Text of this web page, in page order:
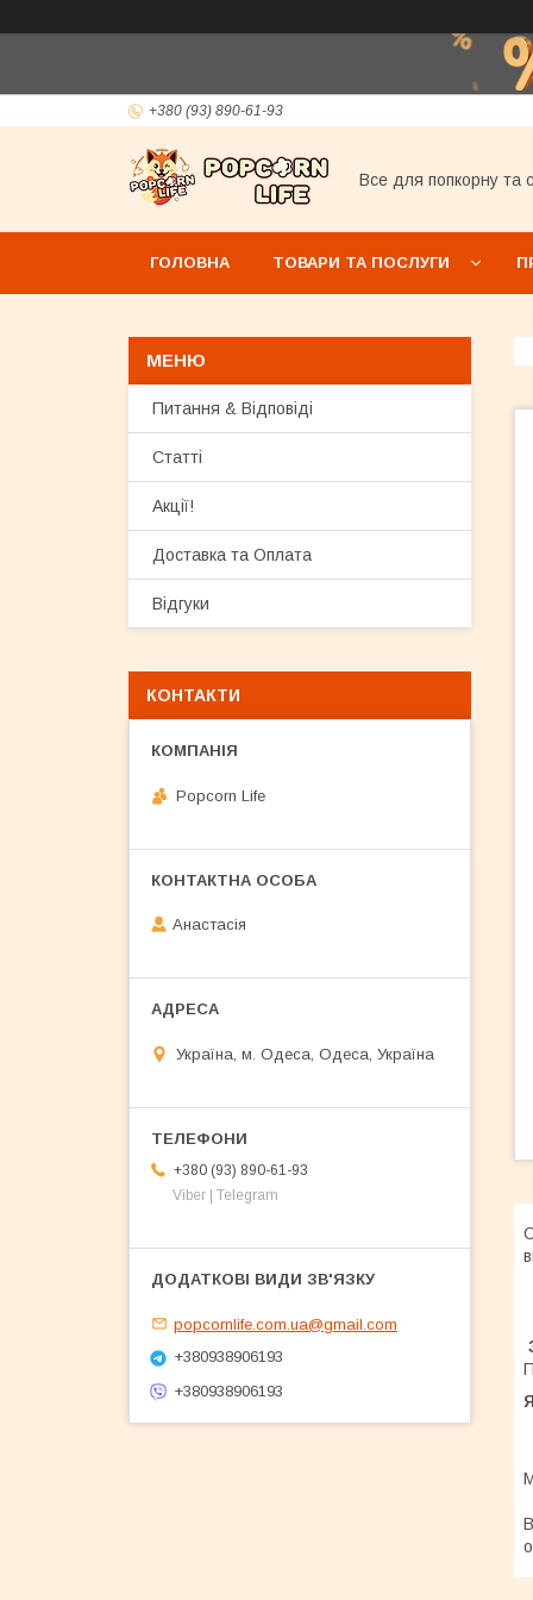
+380 (93) 890-61-93
Все для попкорну та
ГОЛОВНА ТОВАРИ ТА ПОСЛУГИ
Питання & Відповіді
Статті
Акції!
Доставка та Оплата
Відгуки
КОНТАКТИ
Popcorn Life
Анастасія
Україна, м. Одеса, Одеса, Україна
+380 (93) 890-61-93
Viber | Telegram
popcornlife.com.ua@gmail.com
+380938906193
+380938906193